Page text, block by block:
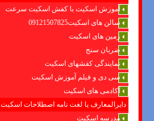
آموزش اسکیت با کفش اسکیت سرعت
سالن های اسکیت09121507825
زمین های اسکیت
ضربان سنج
نمایندگی کفشهای اسکیت
سی دی و فیلم آموزش اسکیت
آکادمی های اسکیت
دایرالمعارف یا لغت نامه اصطلاحات اسکیت
مدرسه اسکیت